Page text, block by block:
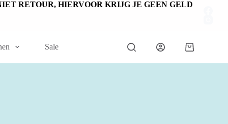
RETOUR, HIERVOOR KRIJG JE GEEN GELD
Sale